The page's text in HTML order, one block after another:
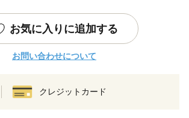
お気に入りに追加する
お問い合わせについて
クレジットカード